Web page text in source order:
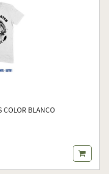
COLOR BLANCO